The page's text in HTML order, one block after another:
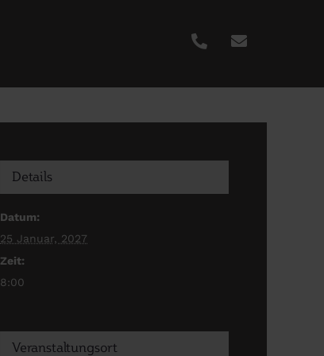
Details
Datum:
25 Januar, 2027
Zeit:
8:00
Veranstaltungsort